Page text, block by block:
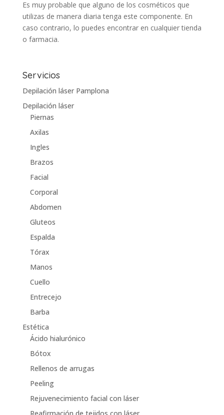
Es muy probable que alguno de los cosméticos que
utilizas de manera diaria tenga este componente. En
caso contrario, lo puedes encontrar en cualquier tienda
o farmacia.
Servicios
Depilación láser Pamplona
Depilación láser
Piernas
Axilas
Ingles
Brazos
Facial
Corporal
Abdomen
Gluteos
Espalda
Tórax
Manos
Cuello
Entrecejo
Barba
Estética
Ácido hialurónico
Bótox
Rellenos de arrugas
Peeling
Rejuvenecimiento facial con láser